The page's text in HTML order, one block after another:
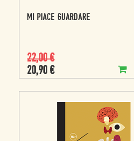
MI PIACE GUARDARE
22,00€
20,90 €